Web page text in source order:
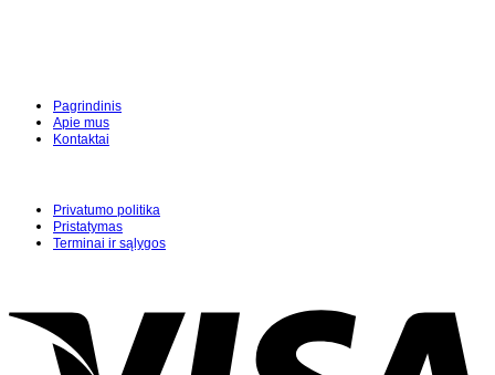
Pagrindinis
Apie mus
Kontaktai
Privatumo politika
Pristatymas
Terminai ir sąlygos